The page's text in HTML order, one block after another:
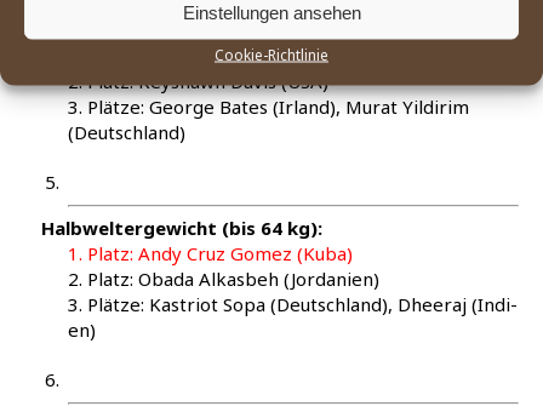
Einstellungen ansehen
Cookie-Richtlinie
Leicht­ge­wicht (bis 60 kg):
1. Platz: Laza­ro Jor­ge Alva­rez Estra­da (Kuba)
2. Platz: Keyshawn Davis (USA)
3. Plät­ze: Geor­ge Bates (Irland), Murat Yil­di­rim
(Deutsch­land)
Halb­wel­ter­ge­wicht (bis 64 kg):
1. Platz: Andy Cruz Gomez (Kuba)
2. Platz: Oba­da Alkas­beh (Jor­da­ni­en)
3. Plät­ze: Kas­tri­ot Sopa (Deutsch­land), Dhee­raj (Indi­
en)